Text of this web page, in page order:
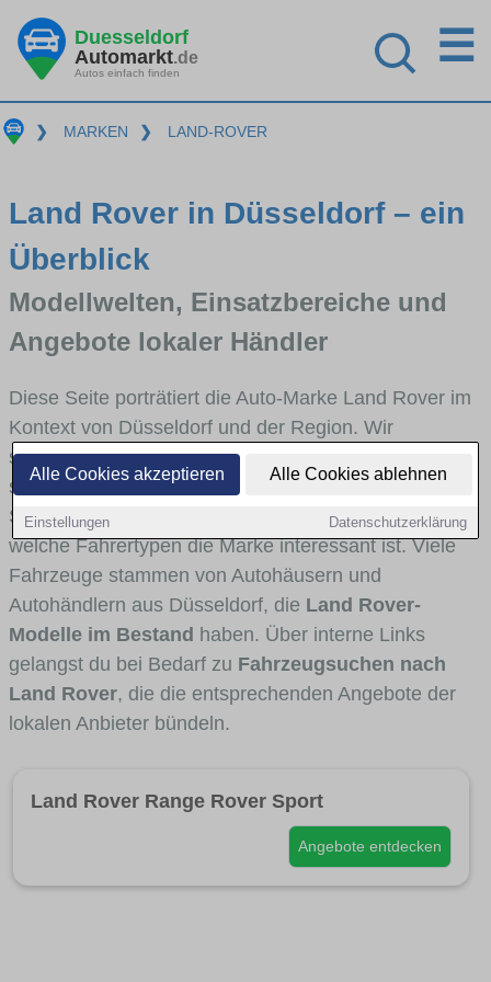
Alle Cookies akzeptieren Alle Cookies ablehnen
Einstellungen Datenschutzerklärung
Duesseldorf
Automarkt.de
Autos einfach finden
☰
❯ MARKEN ❯ LAND-ROVER
Land Rover in Düsseldorf – ein
Überblick
Modellwelten, Einsatzbereiche und
Angebote lokaler Händler
Diese Seite porträtiert die Auto-Marke Land Rover im
Kontext von Düsseldorf und der Region. Wir
skizzieren, in welchen Fahrzeugklassen Land Rover
stark vertreten ist, welche Modellreihen häufig im
Stadt- und Umlandverkehr zu sehen sind und für
welche Fahrertypen die Marke interessant ist. Viele
Fahrzeuge stammen von Autohäusern und
Autohändlern aus Düsseldorf, die Land Rover-
Modelle im Bestand haben. Über interne Links
gelangst du bei Bedarf zu Fahrzeugsuchen nach
Land Rover, die die entsprechenden Angebote der
lokalen Anbieter bündeln.
Land Rover Range Rover Sport
Angebote entdecken